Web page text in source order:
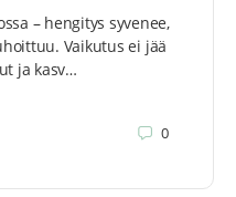
– hengitys syvenee,
Vaikutus ei jää
ja kasv…
0